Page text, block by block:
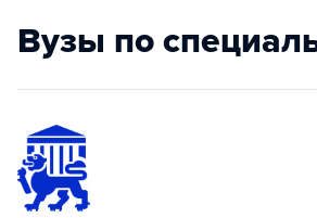
Вузы по